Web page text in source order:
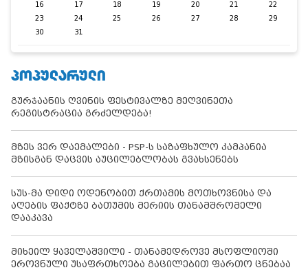
16
17 18 19 20 21
22
23
24 25 26 27 28
29
30
31
ᲞᲝᲞᲣᲚᲐᲠᲣᲚᲘ
გურჯაანის ღვინის ფესტივალზე მეღვინეთა
რეგისტრაცია გრძელდება!
მზეს ვერ დაემალები - PSP-ს საზაფხულო კამპანია
მზისგან დაცვის აუცილებლობას გვახსენებს
სუს-მა დიდი ოდენობით ქრთამის მოთხოვნისა და
აღების ფაქტზე ბათუმის მერიის თანამშრომელი
დააკავა
მიხეილ ყაველაშვილი - თანამედროვე მსოფლიოში
ეროვნული უსაფრთხოება გაცილებით ფართო ცნებაა